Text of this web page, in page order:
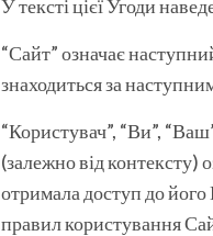
У тексті цієї Угоди
“Сайт” означає
знаходиться за
“Користувач”, “Ви”,
(залежно від контексту)
отримала доступ до
правил користування